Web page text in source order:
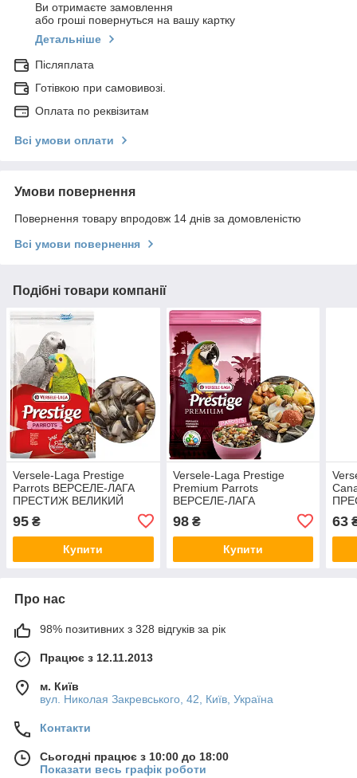
Ви отримаєте замовлення
або гроші повернуться на вашу картку
Детальніше
Післяплата
Готівкою при самовивозі.
Оплата по реквізитам
Всі умови оплати
Умови повернення
Повернення товару впродовж 14 днів за домовленістю
Всі умови повернення
Подібні товари компанії
Versele-Laga Prestige
Parrots ВЕРСЕЛЕ-ЛАГА
ПРЕСТИЖ ВЕЛИКИЙ
корм для великих папуг на
вагу 250 г
95 ₴
Купити
Versele-Laga Prestige
Premium Parrots
ВЕРСЕЛЕ-ЛАГА
ВЕЛИКИЙ ПАПУГА
повнораціонний корм для
великих папуг на вагу
98₴
Купити
63
Про нас
98% позитивних з 328 відгуків за рік
Працює з 12.11.2013
м. Київ
вул. Николая Закревського, 42, Київ, Україна
Контакти
Сьогодні працює з 10:00 до 18:00
Показати весь графік роботи